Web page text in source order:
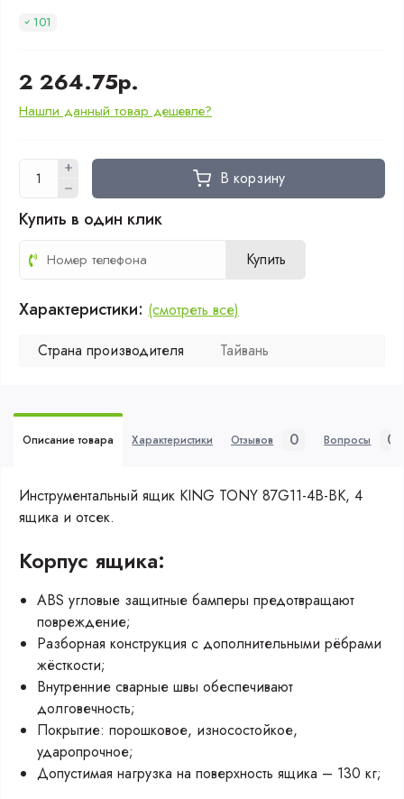
101
2 264.75р.
Нашли данный товар дешевле?
В корзину
Купить в один клик
Купить
Характеристики: (смотреть все)
Страна производителя
Тайвань
Описание товара Характеристики Отзывов 0 Вопросы 0
Инструментальный ящик KING TONY 87G11-4B-BK, 4
ящика и отсек.
Корпус ящика:
ABS угловые защитные бамперы предотвращают
повреждение;
Разборная конструкция с дополнительными рёбрами
жёсткости;
Внутренние сварные швы обеспечивают
долговечность;
Покрытие: порошковое, износостойкое,
ударопрочное;
Допустимая нагрузка на поверхность ящика – 130 кг;